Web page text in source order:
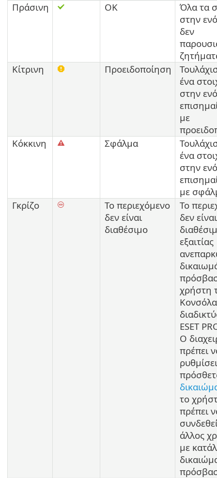
Πράσινη ΟΚ
Όλα τα
στην
δεν
Κίτρινη
Προειδοποίηση
ένα
στην
με
Κόκκινη
Σφάλμα
ένα
στην
με
Γκρίζο
Το περιεχόμενο
δεν είναι
διαθέσιμο
Το
δεν είναι
εξαιτίας
χρήστη
ESET
Ο
πρέπει
ρυθμίσει
το
πρέπει
άλλος
με